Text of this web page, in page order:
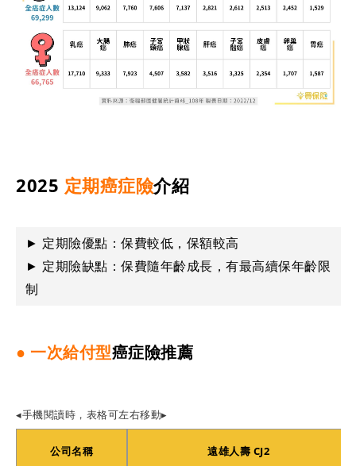
2025 定期癌症險介紹
► 定期險優點：保費較低，保額較高
► 定期險缺點：保費隨年齡成長，有最高續保年齡限
制
● 一次給付型癌症險推薦
◂手機閱讀時，表格可左右移動▸
公司名稱 遠雄人壽 CJ2